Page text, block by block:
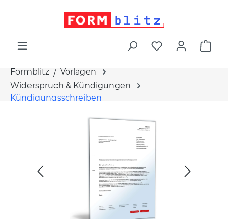
Formblitz
Vorlagen
Widerspruch & Kündigungen
Kündigungsschreiben